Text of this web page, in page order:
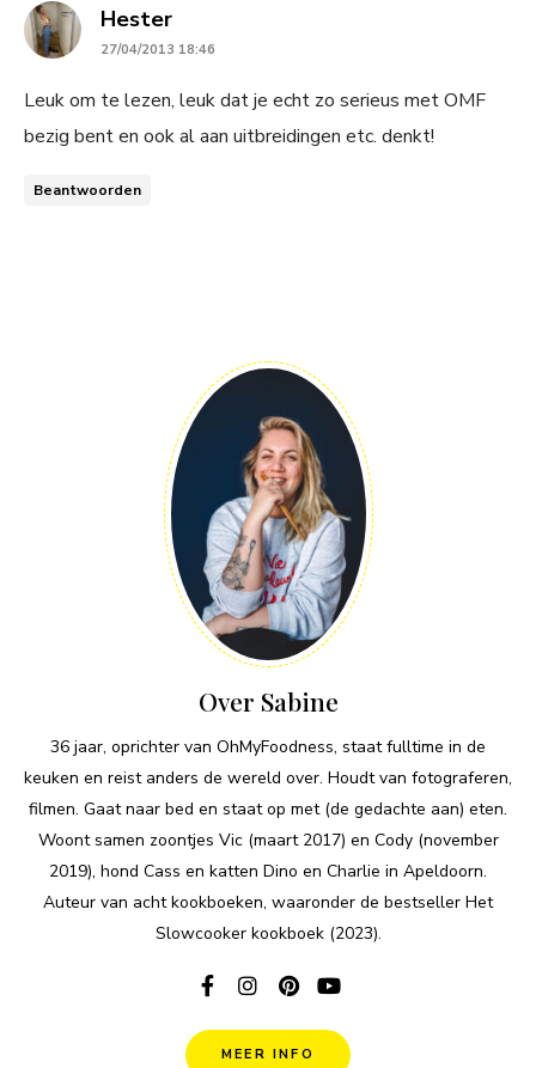
Hestersays:
27/04/2013 18:46
Leuk om te lezen, leuk dat je echt zo serieus met OMF
bezig bent en ook al aan uitbreidingen etc. denkt!
Beantwoorden
Over Sabine
36 jaar, oprichter van OhMyFoodness, staat fulltime in de
keuken en reist anders de wereld over. Houdt van fotograferen,
filmen. Gaat naar bed en staat op met (de gedachte aan) eten.
Woont samen zoontjes Vic (maart 2017) en Cody (november
2019), hond Cass en katten Dino en Charlie in Apeldoorn.
Auteur van acht kookboeken, waaronder de bestseller Het
Slowcooker kookboek (2023).
MEER INFO